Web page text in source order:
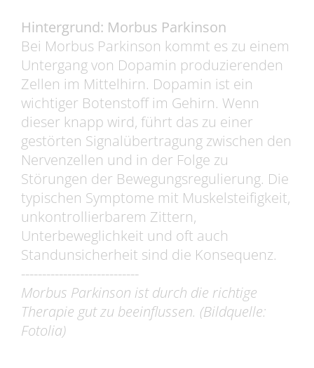
Hintergrund: Morbus Parkinson
Bei Morbus Parkinson kommt es zu einem
Untergang von Dopamin produzierenden
Zellen im Mittelhirn. Dopamin ist ein
wichtiger Botenstoff im Gehirn. Wenn
dieser knapp wird, führt das zu einer
gestörten Signalübertragung zwischen den
Nervenzellen und in der Folge zu
Störungen der Bewegungsregulierung. Die
typischen Symptome mit Muskelsteifigkeit,
unkontrollierbarem Zittern,
Unterbeweglichkeit und oft auch
Standunsicherheit sind die Konsequenz.
----------------------------
Morbus Parkinson ist durch die richtige
Therapie gut zu beeinflussen. (Bildquelle:
Fotolia)